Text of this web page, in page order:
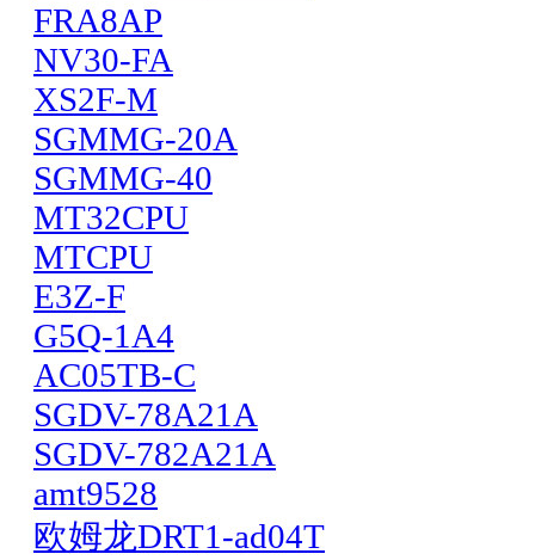
FRA8AP
NV30-FA
XS2F-M
SGMMG-20A
SGMMG-40
MT32CPU
MTCPU
E3Z-F
G5Q-1A4
AC05TB-C
SGDV-78A21A
SGDV-782A21A
amt9528
欧姆龙DRT1-ad04T